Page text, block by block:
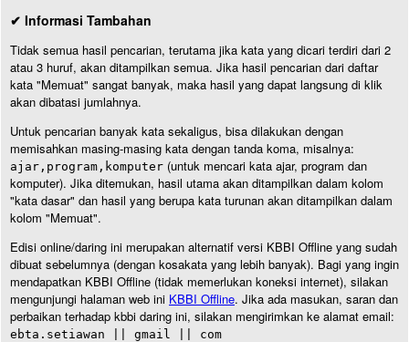
✔ Informasi Tambahan
Tidak semua hasil pencarian, terutama jika kata yang dicari terdiri dari 2
atau 3 huruf, akan ditampilkan semua. Jika hasil pencarian dari daftar
kata "Memuat" sangat banyak, maka hasil yang dapat langsung di klik
akan dibatasi jumlahnya.
Untuk pencarian banyak kata sekaligus, bisa dilakukan dengan
memisahkan masing-masing kata dengan tanda koma, misalnya:
ajar,program,komputer (untuk mencari kata ajar, program dan
komputer). Jika ditemukan, hasil utama akan ditampilkan dalam kolom
"kata dasar" dan hasil yang berupa kata turunan akan ditampilkan dalam
kolom "Memuat".
Edisi online/daring ini merupakan alternatif versi KBBI Offline yang sudah
dibuat sebelumnya (dengan kosakata yang lebih banyak). Bagi yang ingin
mendapatkan KBBI Offline (tidak memerlukan koneksi internet), silakan
mengunjungi halaman web ini KBBI Offline. Jika ada masukan, saran dan
perbaikan terhadap kbbi daring ini, silakan mengirimkan ke alamat email:
ebta.setiawan || gmail || com